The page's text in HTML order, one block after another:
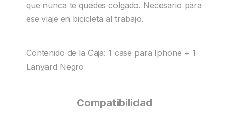
que nunca te quedes colgado. Necesario para
ese viaje en bicicleta al trabajo.
Contenido de la Caja: 1 case para Iphone + 1
Lanyard Negro
Compatibilidad